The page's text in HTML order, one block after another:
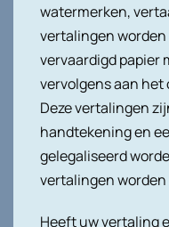
watermerken,
vertalingen
vervaardigd papier
vervolgens aan
Deze vertalingen
handtekening en
gelegaliseerd
vertalingen
Heeft uw vertaling